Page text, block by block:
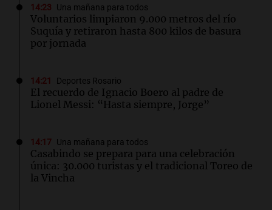
14:23 Una mañana para todos
Voluntarios limpiaron 9.000 metros del río
Suquía y retiraron hasta 800 kilos de basura
por jornada
14:21 Deportes Rosario
El recuerdo de Ignacio Boero al padre de
Lionel Messi: “Hasta siempre, Jorge”
14:17 Una mañana para todos
Casabindo se prepara para una celebración
única: 30.000 turistas y el tradicional Toreo de
la Vincha